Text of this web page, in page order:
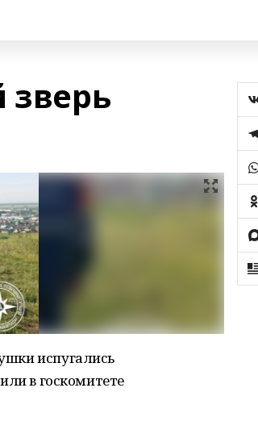
испугались
в госкомитете